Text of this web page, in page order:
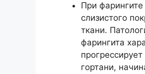
При фарингите
слизистого
ткани.
фарингита
гортани,